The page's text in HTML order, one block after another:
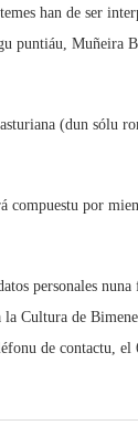
han de ser
Muñeira
(dun sólu
por
personales
Cultura de
de contactu, el